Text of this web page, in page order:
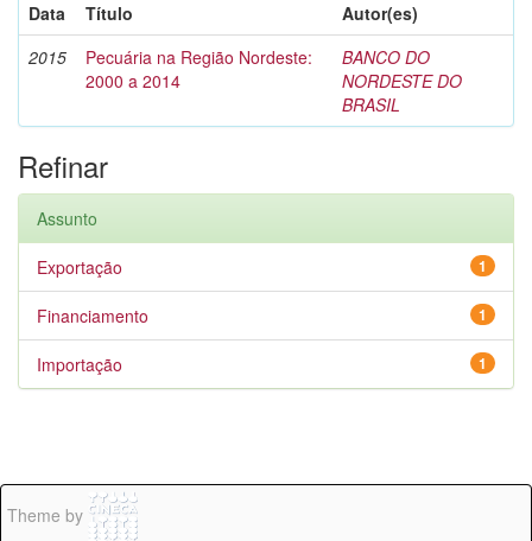
Data
Título
Autor(es)
2015
Pecuária na Região Nordeste:
2000 a 2014
BANCO DO
NORDESTE DO
BRASIL
Refinar
Assunto
1
Exportação
1
Financiamento
1
Importação
Theme by